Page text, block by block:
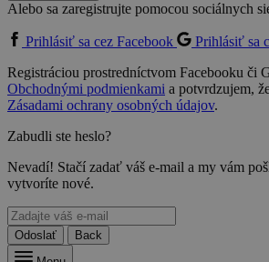
Alebo sa zaregistrujte pomocou sociálnych
Prihlásiť sa cez Facebook
Prihlásiť sa
Registráciou prostredníctvom Facebooku či
Obchodnými podmienkami a potvrdzujem,
Zásadami ochrany osobných údajov.
Zabudli ste heslo?
Nevadí! Stačí zadať váš e-mail a my vám
vytvoríte nové.
Odoslať
Back